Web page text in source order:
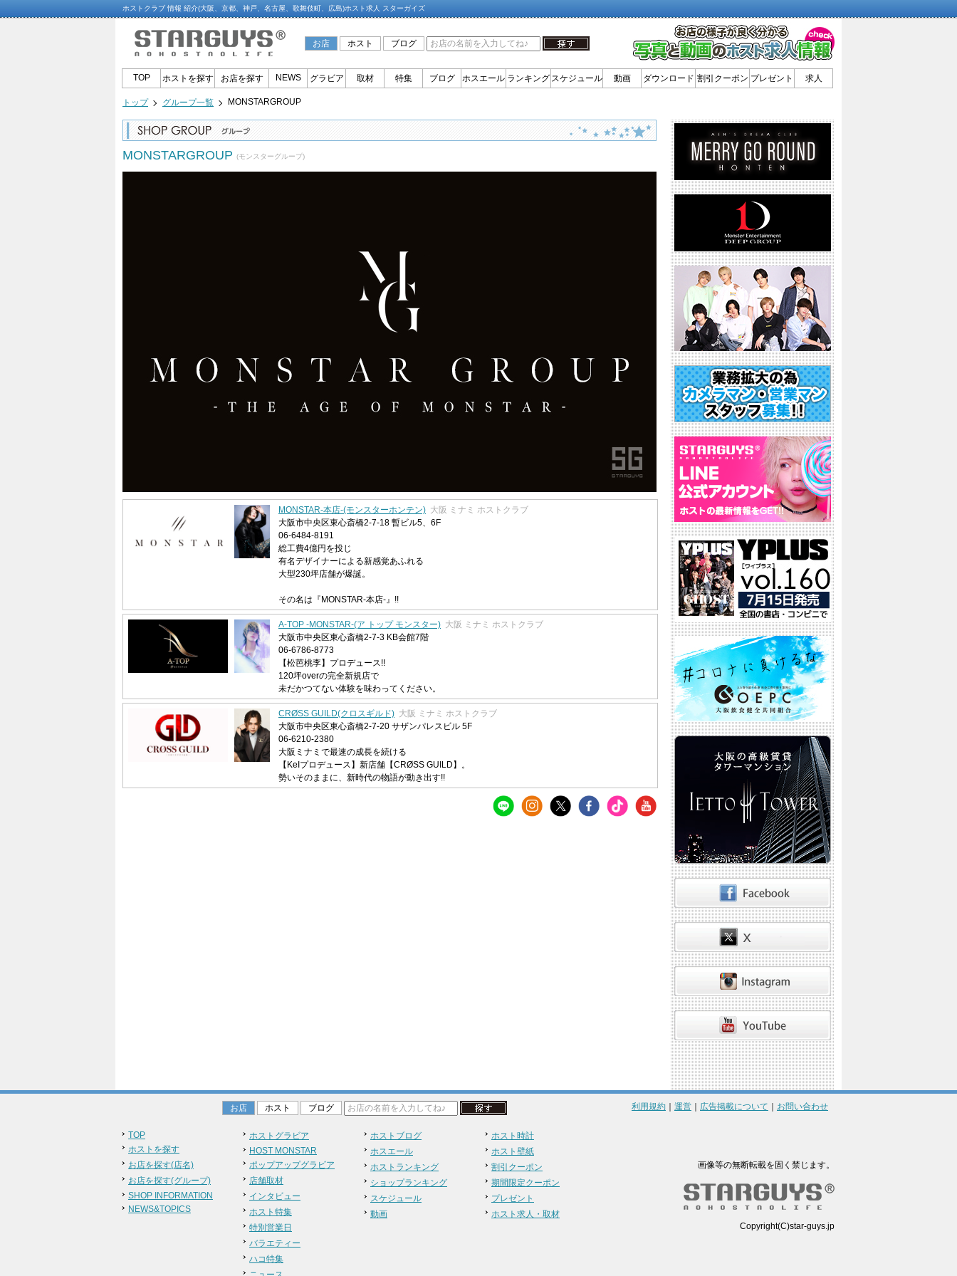
ホストクラブ 情報 紹介(大阪、京都、神戸、名古屋、歌舞伎町、広島)ホスト求人 スターガイズ
お店 ホスト ブログ
TOP ホストを探す お店を探す NEWS グラビア 取材 特集 ブログ ホスエール ランキング スケジュール 動画 ダウンロード 割引クーポン プレゼント 求人
トップ グループ一覧 MONSTARGROUP
MONSTARGROUP (モンスターグループ)
MONSTAR-本店-(モンスターホンテン) 大阪 ミナミ ホストクラブ
大阪市中央区東心斎橋2-7-18 暫ビル5、6F
06-6484-8191
総工費4億円を投じ
有名デザイナーによる新感覚あふれる
大型230坪店舗が爆誕。
その名は『MONSTAR-本店-』!!
A-TOP -MONSTAR-(ア トップ モンスター) 大阪 ミナミ ホストクラブ
大阪市中央区東心斎橋2-7-3 KB会館7階
06-6786-8773
【松芭桃李】プロデュース!!
120坪overの完全新規店で
未だかつてない体験を味わってください。
CRØSS GUILD(クロスギルド) 大阪 ミナミ ホストクラブ
大阪市中央区東心斎橋2-7-20 サザンパレスビル 5F
06-6210-2380
大阪ミナミで最速の成長を続ける
【KeIプロデュース】新店舗【CRØSS GUILD】。
勢いそのままに、新時代の物語が動き出す!!
お店 ホスト ブログ
TOP
ホストを探す
お店を探す(店名)
お店を探す(グループ)
SHOP INFORMATION
NEWS&TOPICS
ホストグラビア
HOST MONSTAR
ポップアップグラビア
店舗取材
インタビュー
ホスト特集
特別営業日
バラエティー
ハコ特集
ホストブログ
ホスエール
ホストランキング
ショップランキング
スケジュール
動画
ホスト時計
ホスト壁紙
割引クーポン
期間限定クーポン
プレゼント
ホスト求人・取材
利用規約 運営 広告掲載について お問い合わせ
画像等の無断転載を固く禁じます。
Copyright(C)star-guys.jp